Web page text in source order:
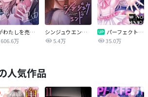
私がわたしを売る理由
606.6万
シンジュウエンド【タテヨミ】
5.4万
パーフェクトグリッター
35.0万
人気作品